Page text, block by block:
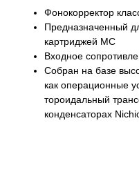
Фонокорректор
Предназначенный
картриджей MC
Входное
Собран на базе
как операционные
тороидальный
конденсаторах